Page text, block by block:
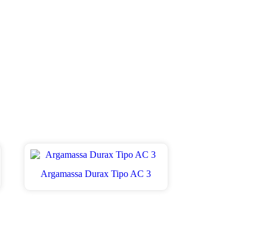
Argamassa Durax Tipo AC 3